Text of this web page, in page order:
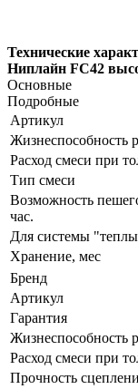
Технические
Ниплайн FC42
Основные
Подробные
Артикул
Жизнеспособность
Расход смеси при
Тип смеси
Возможность
час.
Для системы
Хранение, мес
Бренд
Артикул
Гарантия
Жизнеспособность
Расход смеси при
Прочность